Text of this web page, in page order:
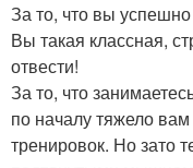
За то, что вы
Вы такая классная,
отвести!
За то, что
по началу тяжело
тренировок. Но зато